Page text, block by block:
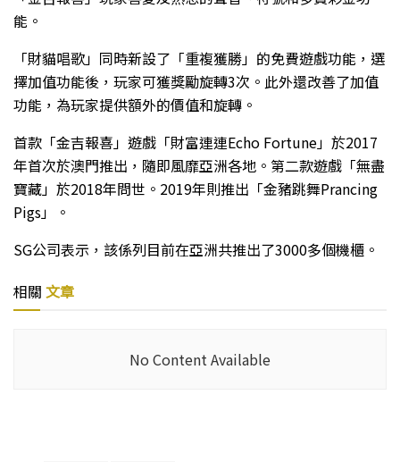
能。
「財貓唱歌」同時新設了「重複獲勝」的免費遊戲功能，選
擇加值功能後，玩家可獲獎勵旋轉3次。此外還改善了加值
功能，為玩家提供額外的價值和旋轉。
首款「金吉報喜」遊戲「財富連連Echo Fortune」於2017
年首次於澳門推出，隨即風靡亞洲各地。第二款遊戲「無盡
寶藏」於2018年問世。2019年則推出「金豬跳舞Prancing
Pigs」。
SG公司表示，該係列目前在亞洲共推出了3000多個機櫃。
相關 文章
No Content Available